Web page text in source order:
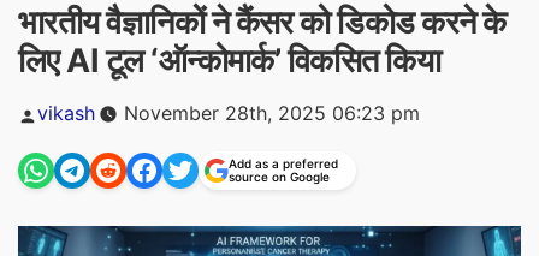
भारतीय वैज्ञानिकों ने कैंसर को डिकोड करने के
लिए AI टूल ‘ऑन्कोमार्क’ विकसित किया
Posted
vikash November 28th, 2025 06:23 pm
Add as a preferred
source on Google